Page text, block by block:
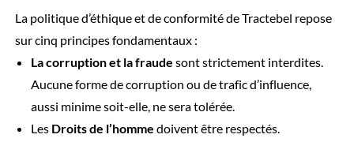
La politique d’éthique et de conformité de Tractebel repose
sur cinq principes fondamentaux :
La corruption et la fraude sont strictement interdites.
Aucune forme de corruption ou de trafic d’influence,
aussi minime soit-elle, ne sera tolérée.
Les Droits de l’homme doivent être respectés.